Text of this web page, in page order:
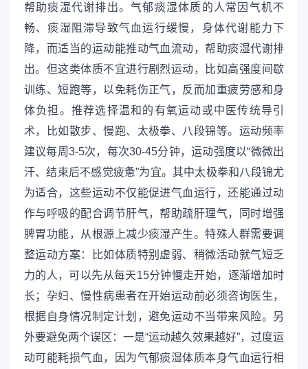
帮助痰湿代谢排出。气郁痰湿体质的人常因气机不
畅、痰湿阻滞导致气血运行缓慢，身体代谢能力下
降，而适当的运动能推动气血流动，帮助痰湿代谢排
出。但这类体质不宜进行剧烈运动，比如高强度间歇
训练、短跑等，以免耗伤正气，反而加重疲劳感和身
体负担。推荐选择温和的有氧运动或中医传统导引
术，比如散步、慢跑、太极拳、八段锦等。运动频率
建议每周3-5次，每次30-45分钟，运动强度以“微微出
汗、结束后不感觉疲惫”为宜。其中太极拳和八段锦尤
为适合，这些运动不仅能促进气血运行，还能通过动
作与呼吸的配合调节肝气，帮助疏肝理气，同时增强
脾胃功能，从根源上减少痰湿产生。特殊人群需要调
整运动方案：比如体质特别虚弱、稍微活动就气短乏
力的人，可以先从每天15分钟慢走开始，逐渐增加时
长；孕妇、慢性病患者在开始运动前必须咨询医生，
根据自身情况制定计划，避免运动不当带来风险。另
外要避免两个误区：一是“运动越久效果越好”，过度运
动可能耗损气血，因为气郁痰湿体质本身气血运行相